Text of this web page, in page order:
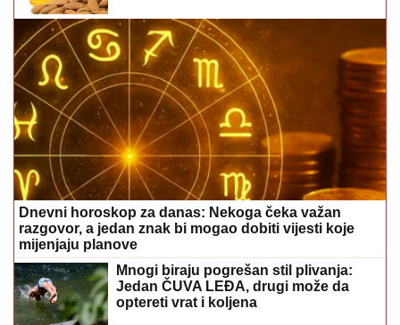
Dnevni horoskop za danas: Nekoga čeka važan
razgovor, a jedan znak bi mogao dobiti vijesti koje
mijenjaju planove
Mnogi biraju pogrešan stil plivanja:
Jedan ČUVA LEĐA, drugi može da
optereti vrat i koljena
(FOTO, VIDEO)
Ima 85 godina i prvi